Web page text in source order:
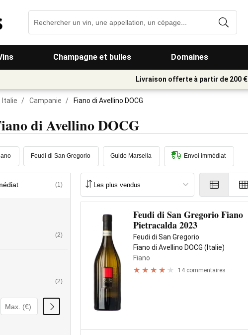
Champagne et bulles Domaines
Livraison offerte à partir de 200 €
Italie / Campanie / Fiano di Avellino DOCG
di Avellino DOCG
Feudi di San Gregorio Guido Marsella Envoi immédiat
(1)
(2)
(2)
Feudi di San Gregorio Fiano
Pietracalda 2023
Feudi di San Gregorio
Fiano di Avellino DOCG (Italie)
Fiano
14 commentaires